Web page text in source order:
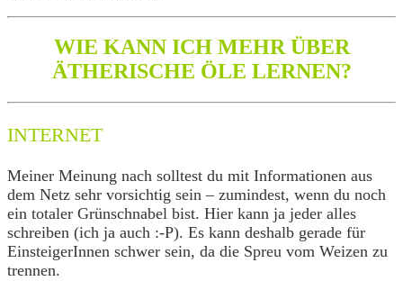
WIE KANN ICH MEHR ÜBER
ÄTHERISCHE ÖLE LERNEN?
INTERNET
Meiner Meinung nach solltest du mit Informationen aus
dem Netz sehr vorsichtig sein – zumindest, wenn du noch
ein totaler Grünschnabel bist. Hier kann ja jeder alles
schreiben (ich ja auch :-P). Es kann deshalb gerade für
EinsteigerInnen schwer sein, da die Spreu vom Weizen zu
trennen.